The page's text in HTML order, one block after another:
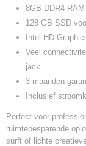
8GB DDR4
128 GB SSD
Intel HD
Veel
jack
3 maanden
Inclusief
Perfect voor
ruimtebesparende
surft of lichte